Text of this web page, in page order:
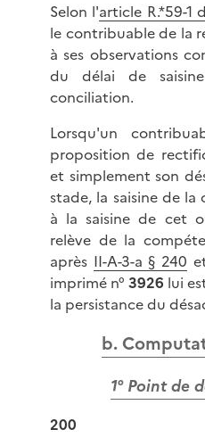
Selon l'article R.*59-1
le contribuable de la
à ses observations
du délai de
conciliation.
Lorsqu'un
proposition de
et simplement son
stade, la saisine de
à la saisine de cet
relève de la
après II-A-3-a § 240
imprimé n° 3926 lui
la persistance du
b.
1° Point de
200